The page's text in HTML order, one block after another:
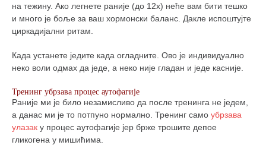
на тежину. Ако легнете раније (до 12х) неће вам бити тешко
и много је боље за ваш хормонски баланс. Дакле испоштујте
циркадијални ритам.
Када устанете једите када огладните. Ово је индивидуално
неко воли одмах да једе, а неко није гладан и једе касније.
Тренинг убрзава процес аутофагије
Раније ми је било незамисливо да после тренинга не једем,
а данас ми је то потпуно нормално. Тренинг само убрзава
улазак у процес аутофагије јер брже трошите депое
гликогена у мишићима.